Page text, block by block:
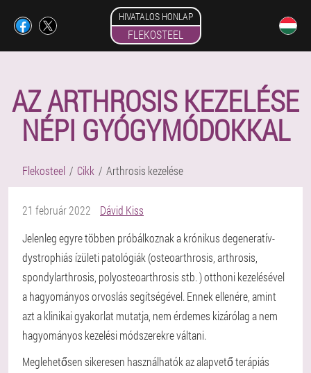
HIVATALOS HONLAP
FLEKOSTEEL
AZ ARTHROSIS KEZELÉSE
NÉPI GYÓGYMÓDOKKAL
Flekosteel Cikk Arthrosis kezelése
21 február 2022
Dávid Kiss
Jelenleg egyre többen próbálkoznak a krónikus degeneratív-
dystrophiás ízületi patológiák (osteoarthrosis, arthrosis,
spondylarthrosis, polyosteoarthrosis stb. ) otthoni kezelésével
a hagyományos orvoslás segítségével. Ennek ellenére, amint
azt a klinikai gyakorlat mutatja, nem érdemes kizárólag a nem
hagyományos kezelési módszerekre váltani.
Meglehetősen sikeresen használhatók az alapvető terápiás